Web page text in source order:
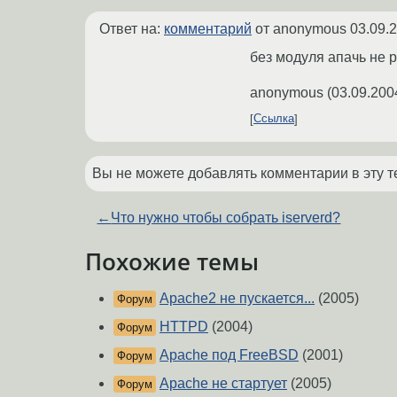
Ответ на: комментарий от anonymous
без модуля апачь не
anonymous (
Ссылка
Вы не можете добавлять комментарии в эту
← Что нужно чтобы собрать iserverd?
Похожие темы
Форум Apache2 не пускается... (2005)
Форум HTTPD (2004)
Форум Apache под FreeBSD (2001)
Форум Apache не стартует (2005)